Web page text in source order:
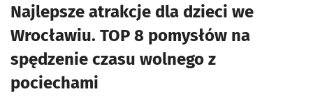
Najlepsze atrakcje dla dzieci we
Wrocławiu. TOP 8 pomysłów na
spędzenie czasu wolnego z
pociechami